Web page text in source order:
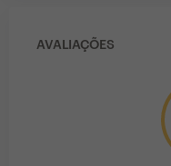
AVALIAÇÕES